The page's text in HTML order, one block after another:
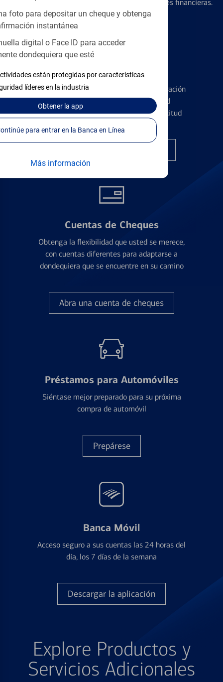
foto para depositar un cheque y obtenga
instantánea
digital o Face ID para acceder
dondequiera que esté
están protegidas por características
líderes en la industria
Obtenerla app
Continúe para entrar en la Banca en Línea
Más información
diseñados para ayudar con todas sus necesidades financieras.
Tarjetas de Crédito
Conozca los pormenores de la administración
de tarjetas de crédito y la identidad
financiera antes de presentar una solicitud
Cuentas de Cheques
Obtenga la flexibilidad que usted se merece,
con cuentas diferentes para adaptarse a
dondequiera que se encuentre en su camino
Abra una cuenta de cheques
Préstamos para Automóviles
Siéntase mejor preparado para su próxima
compra de automóvil
Prepárese
Banca Móvil
Acceso seguro a sus cuentas las 24 horas del
día, los 7 días de la semana
Descargar la aplicación
Explore Productos y
Servicios Adicionales